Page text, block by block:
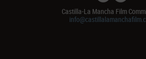
Castilla-La Mancha Film